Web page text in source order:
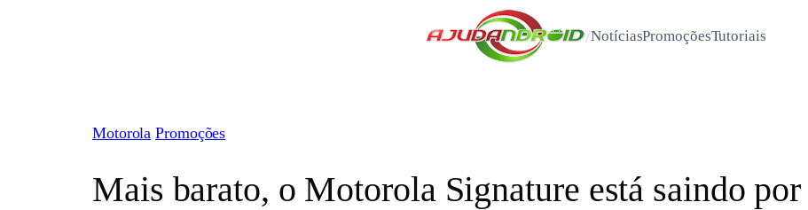
/NotíciasPromoçõesTutoriais
Motorola Promoções
Mais barato, o Motorola Signature está saindo